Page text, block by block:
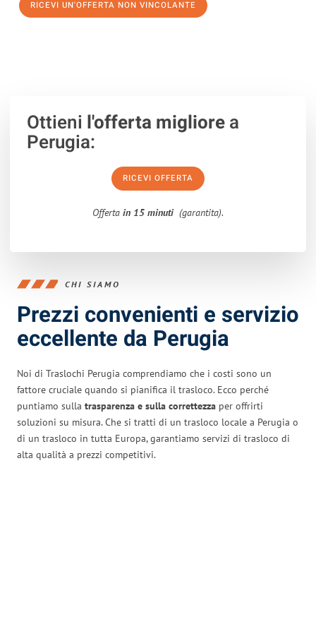
RICEVI UN'OFFERTA NON VINCOLANTE
Ottieni l'offerta migliorea
Perugia:
RICEVI OFFERTA
Offerta in 15 minuti (garantita).
CHI SIAMO
Prezzi convenienti e servizio
eccellente da Perugia
Noi di Traslochi Perugia comprendiamo che i costi sono un
fattore cruciale quando si pianifica il trasloco. Ecco perché
puntiamo sulla trasparenza e sulla correttezza per offrirti
soluzioni su misura. Che si tratti di un trasloco locale a Perugia o
di un trasloco in tutta Europa, garantiamo servizi di trasloco di
alta qualità a prezzi competitivi.